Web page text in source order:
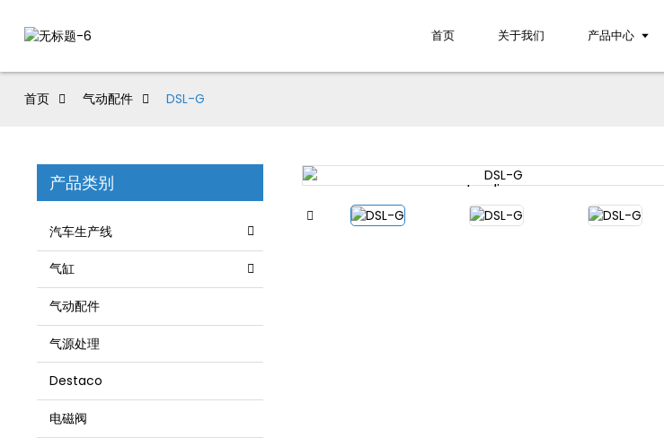
首页 关于我们 产品中心
首页 气动配件 DSL-G
产品类别
汽车生产线
气缸
气动配件
气源处理
Destaco
电磁阀
Loading...
Loading...